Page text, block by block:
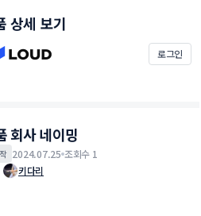
로그인
상세 보기
회사 네이밍
2024.07.25 조회수 1
키다리